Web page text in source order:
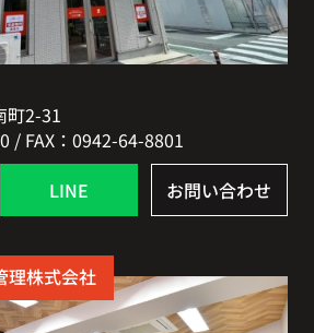
町2-31
/ FAX：0942-64-8801
LINE お問い合わせ
理株式会社